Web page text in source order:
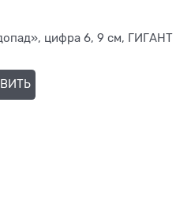
цифра 6, 9 см, ГИГАНТ